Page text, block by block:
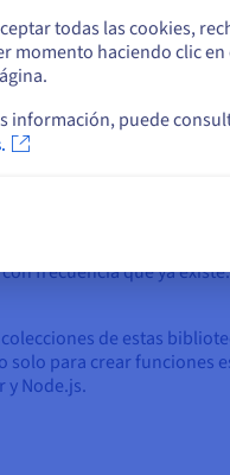
pueden
Esto acelera
en la creación de
frecuencia que ya
de estas
para crear funciones
y Node.js.
otro sitio web
todas las cookies,
momento haciendo clic en
información, puede